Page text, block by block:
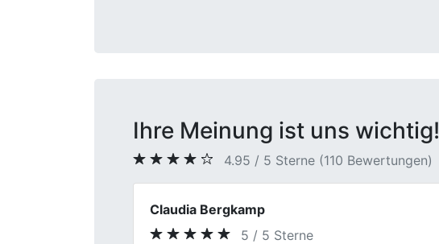
Ihre Meinung ist uns wichtig!
4.95 / 5 Sterne (110 Bewertungen)
Christos
5 / 5 Sterne